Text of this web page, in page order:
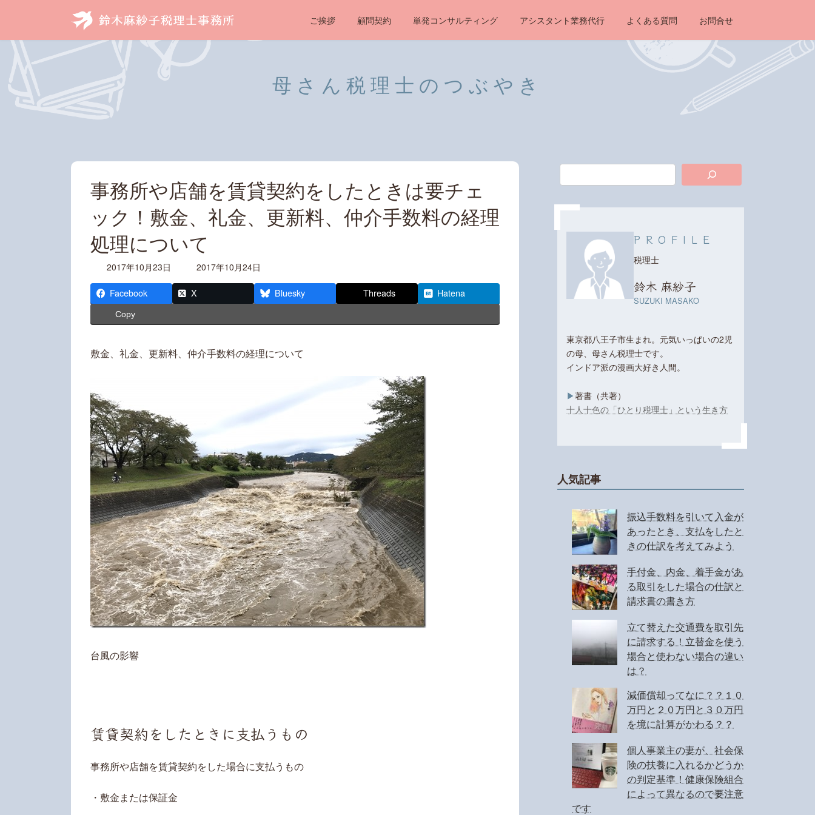
ス
ン
ご挨拶 顧問契約 単発コンサルティング アシスタント業務代行 よくある質問 お問合せ
母さん税理士のつぶやき
事務所や店舗を賃貸契約をしたときは要チェ
ック！敷金、礼金、更新料、仲介手数料の経理
処理について
2017年10月23日
最
更
新
2017年10月24日
Facebook X Bluesky Threads Hatena
Copy
敷金、礼金、更新料、仲介手数料の経理について
台風の影響
賃貸契約をしたときに支払うもの
事務所や店舗を賃貸契約をした場合に支払うもの
・敷金または保証金
PROFILE
税理士
鈴木 麻紗子
SUZUKI MASAKO
東京都八王子市生まれ。元気いっぱいの2児
の母、母さん税理士です。
インドア派の漫画大好き人間。
▶︎著書（共著）
十人十色の「ひとり税理士」という生き方
人気記事
振込手数料を引いて入金が
あったとき、支払をしたと
きの仕訳を考えてみよう
手付金、内金、着手金があ
る取引をした場合の仕訳と
請求書の書き方
立て替えた交通費を取引先
に請求する！立替金を使う
場合と使わない場合の違い
は？
減価償却ってなに？？１０
万円と２０万円と３０万円
を境に計算がかわる？？
個人事業主の妻が、社会保
険の扶養に入れるかどうか
の判定基準！健康保険組合
によって異なるので要注意
です